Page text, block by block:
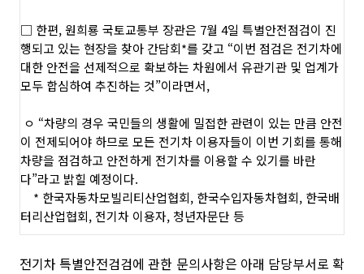
□ 한편,원희룡 국토교통부 장관은 7월 4일 특별안전점검이 진
행되고 있는 현장을 찾아 간담회*를 갖고 “이번 점검은 전기차에
대한 안전을 선제적으로 확보하는 차원에서 유관기관 및 업계가
모두 합심하여 추진하는 것”이라면서,
ㅇ “차량의 경우 국민들의 생활에 밀접한 관련이 있는 만큼 안전
이 전제되어야 하므로 모든 전기차 이용자들이 이번 기회를 통해
차량을 점검하고 안전하게 전기차를 이용할 수 있기를 바란
다”라고 밝힐 예정이다.
* 한국자동차모빌리티산업협회, 한국수입자동차협회, 한국배
터리산업협회, 전기차 이용자, 청년자문단 등
전기차 특별안전검검에 관한 문의사항은 아래 담당부서로 확